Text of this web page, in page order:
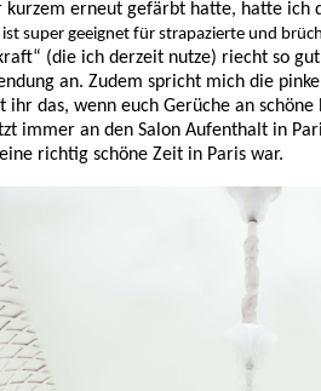
kurzem erneut gefärbt hatte, hatte ich
ist super geeignet für strapazierte und
(die ich derzeit nutze) riecht so
an. Zudem spricht mich die
das, wenn euch Gerüche an
immer an den Salon Aufenthalt in
richtig schöne Zeit in Paris war.